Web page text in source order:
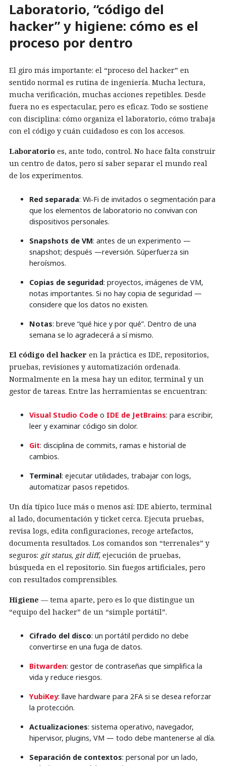
Laboratorio, “código del
hacker” y higiene: cómo es el
proceso por dentro
El giro más importante: el “proceso del hacker” en
sentido normal es rutina de ingeniería. Mucha lectura,
mucha verificación, muchas acciones repetibles. Desde
fuera no es espectacular, pero es eficaz. Todo se sostiene
con disciplina: cómo organiza el laboratorio, cómo trabaja
con el código y cuán cuidadoso es con los accesos.
Laboratorio es, ante todo, control. No hace falta construir
un centro de datos, pero sí saber separar el mundo real
de los experimentos.
Red separada: Wi‑Fi de invitados o segmentación para
que los elementos de laboratorio no convivan con
dispositivos personales.
Snapshots de VM: antes de un experimento —
snapshot; después —reversión. Súperfuerza sin
heroísmos.
Copias de seguridad: proyectos, imágenes de VM,
notas importantes. Si no hay copia de seguridad —
considere que los datos no existen.
Notas: breve “qué hice y por qué”. Dentro de una
semana se lo agradecerá a sí mismo.
El código del hacker en la práctica es IDE, repositorios,
pruebas, revisiones y automatización ordenada.
Normalmente en la mesa hay un editor, terminal y un
gestor de tareas. Entre las herramientas se encuentran:
Visual Studio Code o IDE de JetBrains: para escribir,
leer y examinar código sin dolor.
Git: disciplina de commits, ramas e historial de
cambios.
Terminal: ejecutar utilidades, trabajar con logs,
automatizar pasos repetidos.
Un día típico luce más o menos así: IDE abierto, terminal
al lado, documentación y ticket cerca. Ejecuta pruebas,
revisa logs, edita configuraciones, recoge artefactos,
documenta resultados. Los comandos son “terrenales” y
seguros: git status, git diff, ejecución de pruebas,
búsqueda en el repositorio. Sin fuegos artificiales, pero
con resultados comprensibles.
Higiene — tema aparte, pero es lo que distingue un
“equipo del hacker” de un “simple portátil”.
Cifrado del disco: un portátil perdido no debe
convertirse en una fuga de datos.
Bitwarden: gestor de contraseñas que simplifica la
vida y reduce riesgos.
YubiKey: llave hardware para 2FA si se desea reforzar
la protección.
Actualizaciones: sistema operativo, navegador,
hipervisor, plugins, VM — todo debe mantenerse al día.
Separación de contextos: personal por un lado,